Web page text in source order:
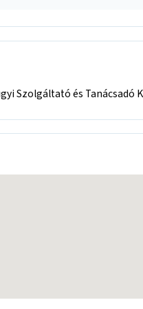
Szolgáltató és Tanácsadó